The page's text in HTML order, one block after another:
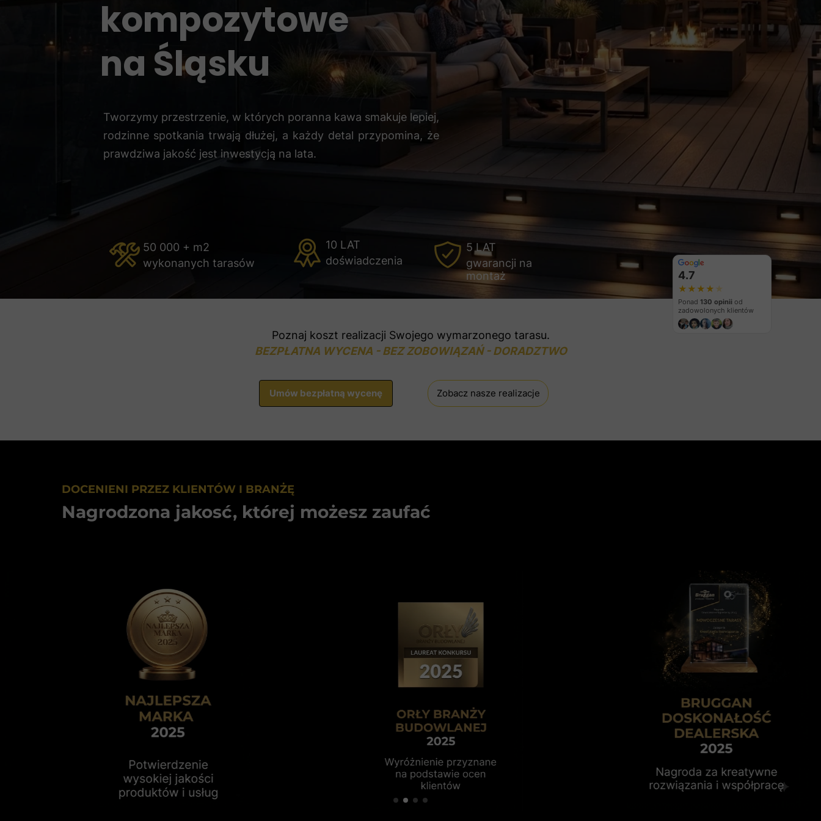
4.7
★ ★ ★ ★ ★
Ponad 130 opinii od
zadowolonych klientów
kompozytowe
na Śląsku
Poznaj koszt realizacji Swojego wymarzonego tarasu.
BEZPŁATNA WYCENA - BEZ ZOBOWIĄZAŃ - DORADZTWO
Zobacz nasze realizacje
Umów bezpłatną wycenę
Tworzymy przestrzenie, w których poranna kawa smakuje lepiej,
rodzinne spotkania trwają dłużej, a każdy detal przypomina, że
prawdziwa jakość jest inwestycją na lata.
5 LAT
gwarancji na
montaż
10 LAT
doświadczenia
50 000 + m2
wykonanych tarasów
Nagrodzona jakosć, której możesz zaufać
DOCENIENI PRZEZ KLIENTÓW I BRANŻĘ